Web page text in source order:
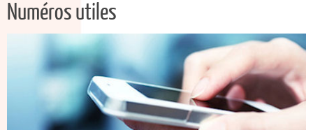
Numéros utiles